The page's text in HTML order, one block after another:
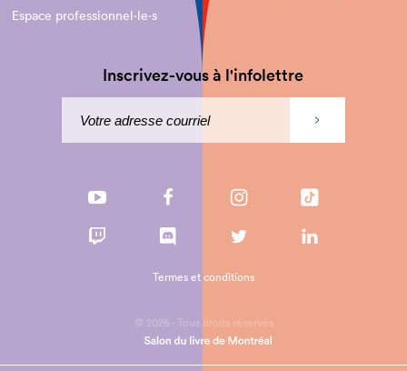
Espace professionnel·le⋅s
Inscrivez-vous à l'infolettre
© 2026 - Tous droits réservés
Termes et conditions